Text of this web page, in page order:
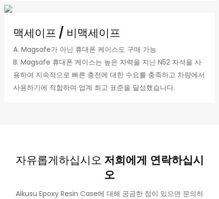
맥세이프 / 비맥세이프
A. Magsafe가 아닌 휴대폰 케이스도 구매 가능
B. Magsafe 휴대폰 케이스는 높은 자력을 지닌 N52 자석을 사
용하여 지속적으로 빠른 충전에 대한 수요를 충족하고 차량에서
사용하기에 적합하며 업계 최고 표준을 달성했습니다.
자유롭게하십시오 저희에게 연락하십시
오
Aikusu Epoxy Resin Case에 대해 궁금한 점이 있으면 문의하